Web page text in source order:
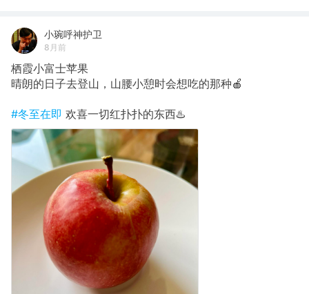
小琬呼神护卫
8月前
栖霞小富士苹果
晴朗的日子去登山，山腰小憩时会想吃的那种🍎
#冬至在即 欢喜一切红扑扑的东西♨️